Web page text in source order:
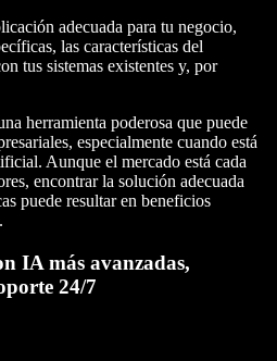
adecuada para tu negocio,
las características del
tus sistemas existentes y, por
herramienta poderosa que puede
especialmente cuando está
Aunque el mercado está cada
encontrar la solución adecuada
puede resultar en beneficios
IA más avanzadas,
24/7